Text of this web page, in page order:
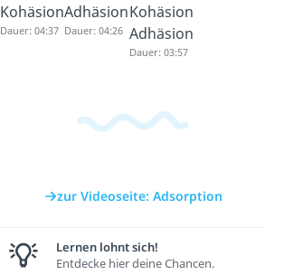
Kohäsion
Dauer: 04:37
Adhäsion
Dauer: 04:26
Kohäsion
Adhäsion
Dauer: 03:57
zur Videoseite: Adsorption
Lernen lohnt sich!
Entdecke hier deine Chancen.